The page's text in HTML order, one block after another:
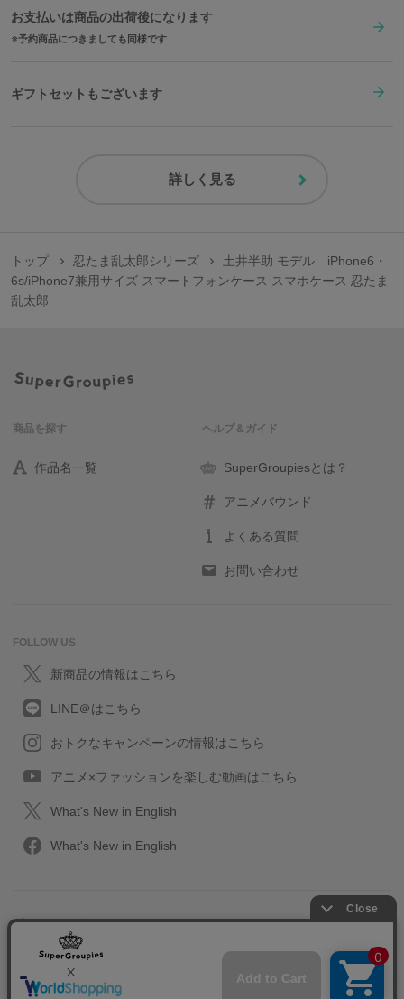
お支払いは商品の出荷後になります
予約商品につきましても同様です
ギフトセットもございます
詳しく見る
トップ 忍たま乱太郎シリーズ
土井半助 モデル iPhone6・
6s/iPhone7兼用サイズ スマートフォンケース スマホケース 忍たま
乱太郎
商品を探す
作品名一覧
ヘルプ＆ガイド
SuperGroupiesとは？
アニメバウンド
よくある質問
お問い合わせ
FOLLOW US
新商品の情報はこちら
LINE＠はこちら
おトクなキャンペーンの情報はこちら
アニメ×ファッションを楽しむ動画はこちら
What's New in English
What's New in English
プライバシーポリシー
特定取引に関する法律
会社情報/採用情報